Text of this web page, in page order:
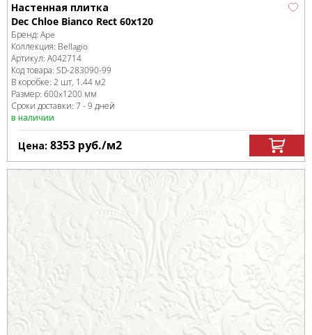
Настенная плитка
Dec Chloe Bianco Rect 60x120
Бренд: Ape
Коллекция: Bellagio
Артикул: A042714
Код товара: SD-283090-99
В коробке: 2 шт, 1.44 м2
Размер: 600x1200 мм
Сроки доставки: 7 - 9 дней
в наличии
Цена: 8353 руб./м2